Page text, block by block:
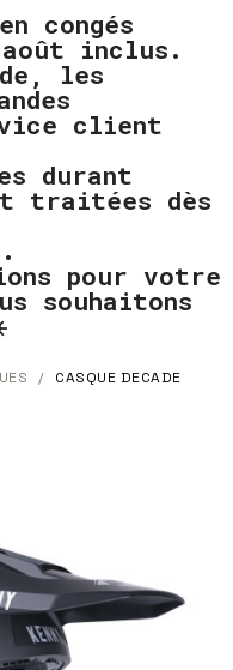
congés
inclus.
les
client
durant
traitées dès
pour votre
souhaitons
CASQUE DECADE